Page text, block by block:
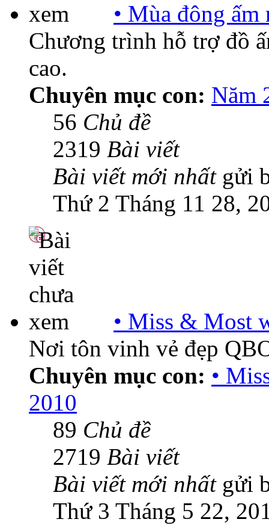
• Mùa đông ấm
Chương trình hỗ trợ đồ
cao.
Chuyên mục con: Năm
56 Chủ đề
2319 Bài viết
Bài viết mới nhấtgửi
Thứ 2 Tháng 11 28,
• Miss & Most
Nơi tôn vinh vẻ đẹp
Chuyên mục con: •
2010
89 Chủ đề
2719 Bài viết
Bài viết mới nhấtgửi
Thứ 3 Tháng 5 22,